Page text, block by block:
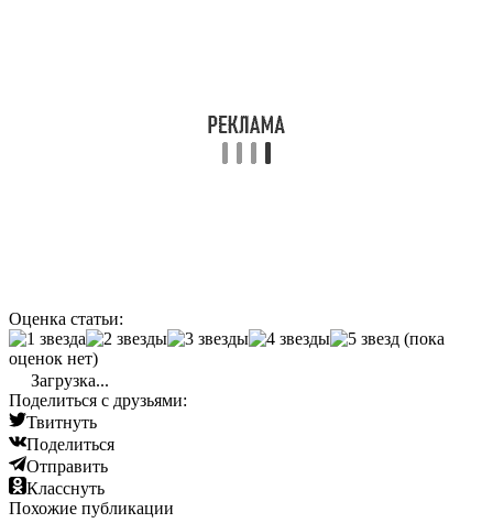
Оценка статьи:
(пока
оценок нет)
Загрузка...
Поделиться с друзьями:
Твитнуть
Поделиться
Отправить
Класснуть
Похожие публикации